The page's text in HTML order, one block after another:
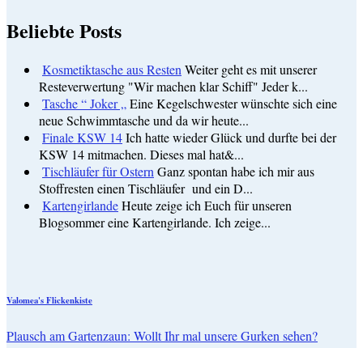
Beliebte Posts
Kosmetiktasche aus Resten Weiter geht es mit unserer
Resteverwertung "Wir machen klar Schiff" Jeder k...
Tasche “ Joker „ Eine Kegelschwester wünschte sich eine
neue Schwimmtasche und da wir heute...
Finale KSW 14Ich hatte wieder Glück und durfte bei der
KSW 14 mitmachen. Dieses mal hat&...
Tischläufer für Ostern Ganz spontan habe ich mir aus
Stoffresten einen Tischläufer und ein D...
KartengirlandeHeute zeige ich Euch für unseren
Blogsommer eine Kartengirlande. Ich zeige...
Valomea's Flickenkiste
Plausch am Gartenzaun: Wollt Ihr mal unsere Gurken sehen?